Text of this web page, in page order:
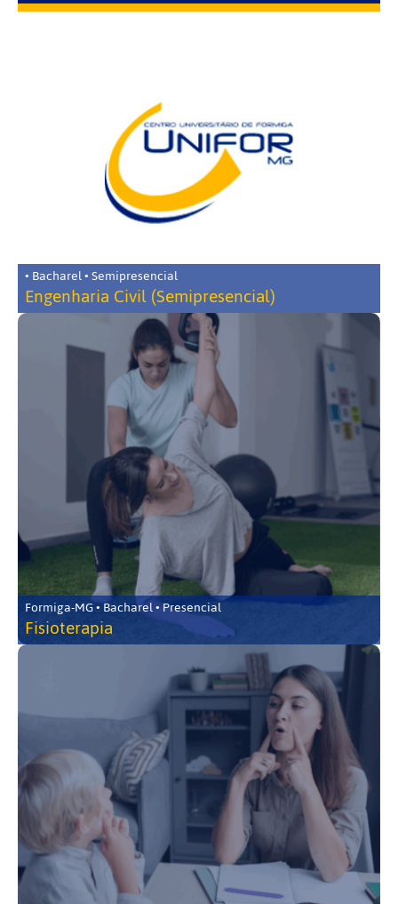
• Bacharel • Semipresencial
Engenharia Civil (Semipresencial)
Formiga-MG • Bacharel • Presencial
Fisioterapia